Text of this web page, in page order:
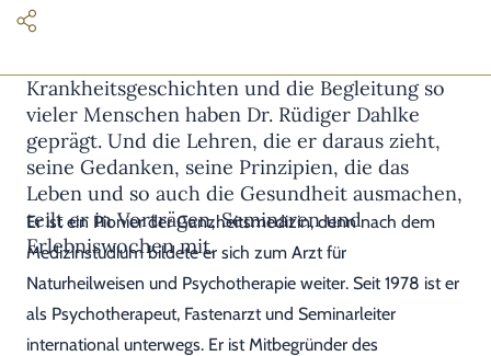
Krankheitsgeschichten und die Begleitung so
vieler Menschen haben Dr. Rüdiger Dahlke
geprägt. Und die Lehren, die er daraus zieht,
seine Gedanken, seine Prinzipien, die das
Leben und so auch die Gesundheit ausmachen,
teilt er in Vorträgen, Seminaren und
Erlebniswochen mit.
Er ist ein Pionier der Ganzheitsmedizin, denn nach dem
Medizinstudium bildete er sich zum Arzt für
Naturheilweisen und Psychotherapie weiter. Seit 1978 ist er
als Psychotherapeut, Fastenarzt und Seminarleiter
international unterwegs. Er ist Mitbegründer des